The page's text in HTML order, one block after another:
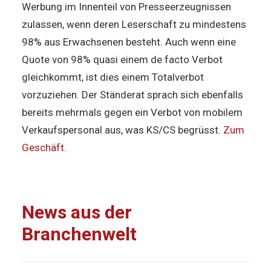
Werbung im Innenteil von Presseerzeugnissen
zulassen, wenn deren Leserschaft zu mindestens
98% aus Erwachsenen besteht. Auch wenn eine
Quote von 98% quasi einem de facto Verbot
gleichkommt, ist dies einem Totalverbot
vorzuziehen. Der Ständerat sprach sich ebenfalls
bereits mehrmals gegen ein Verbot von mobilem
Verkaufspersonal aus, was KS/CS begrüsst. Zum
Geschäft.
News aus der
Branchenwelt